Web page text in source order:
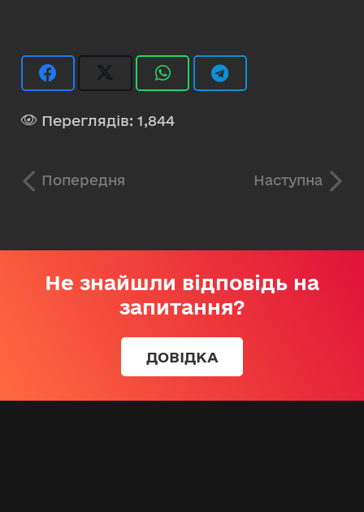
Переглядів:1,844
Попередня Наступна
Не знайшли відповідь на
запитання?
ДОВІДКА